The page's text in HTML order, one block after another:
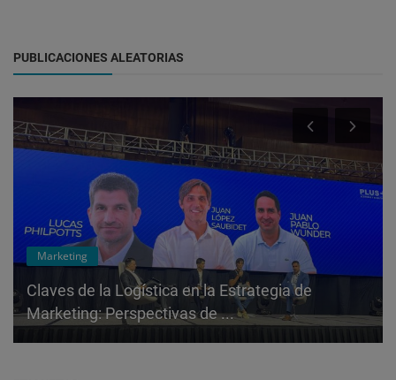
PUBLICACIONES ALEATORIAS
Marketing
Claves de la Logística en la Estrategia de
Marketing: Perspectivas de ...